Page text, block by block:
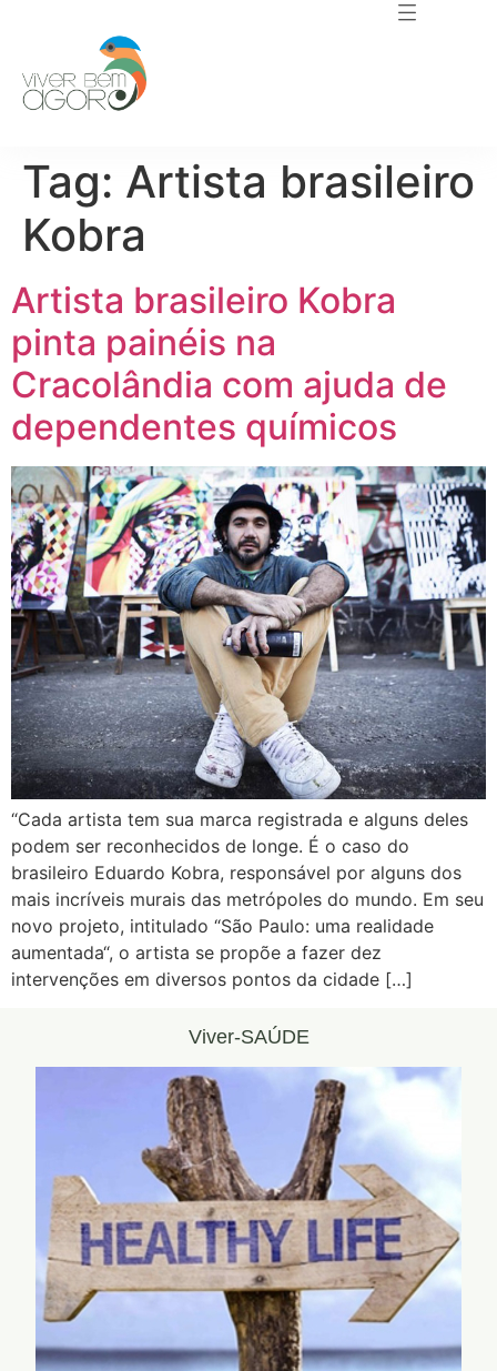
Tag: Artista brasileiro
Kobra
Artista brasileiro Kobra
pinta painéis na
Cracolândia com ajuda de
dependentes químicos
“Cada artista tem sua marca registrada e alguns deles
podem ser reconhecidos de longe. É o caso do
brasileiro Eduardo Kobra, responsável por alguns dos
mais incríveis murais das metrópoles do mundo. Em seu
novo projeto, intitulado “São Paulo: uma realidade
aumentada“, o artista se propõe a fazer dez
intervenções em diversos pontos da cidade […]
Viver-SAÚDE